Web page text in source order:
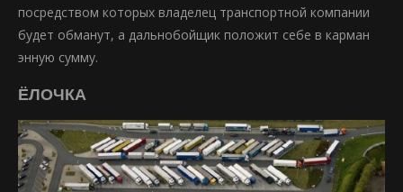
посредством которых владелец транспортной компании
будет обманут, а дальнобойщик положит себе в карман
энную сумму.
ЁЛОЧКА